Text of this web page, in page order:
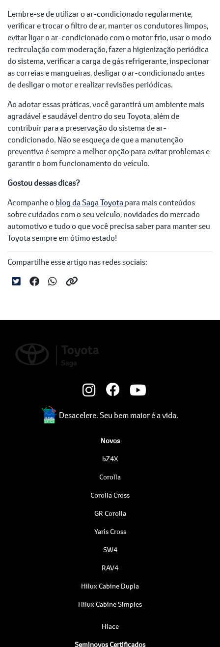
Lembre-se de utilizar o ar-condicionado regularmente,
verificar e trocar o filtro de ar, manter os condutores limpos,
evitar ligar o ar-condicionado com o motor frio, usar o modo
recirculação com moderação, fazer a higienização periódica
do sistema, verificar a carga de gás refrigerante, inspecionar
as correias e mangueiras, desligar o ar-condicionado antes
de desligar o motor e realizar revisões periódicas.
Ao adotar essas práticas, você garantirá um ambiente mais
agradável e saudável dentro do seu Toyota, além de
contribuir para a preservação do sistema de ar-
condicionado. Não se esqueça de que a manutenção
preventiva é sempre a melhor opção para evitar problemas e
garantir o bom funcionamento do veículo.
Gostou dessas dicas?
Acompanhe o blog da Saga Toyotapara mais conteúdos
sobre cuidados com o seu veículo, novidades do mercado
automotivo e tudo o que você precisa saber para manter seu
Toyota sempre em ótimo estado!
Compartilhe esse artigo nas redes sociais:
Desacelere. Seu bem maior é a vida.
Novos
bZ4X
Corolla
Corolla Cross
GR Corolla
Yaris Cross
SW4
RAV4
Hilux Cabine Dupla
Hilux Cabine Simples
Hiace
Seminovos Certificados